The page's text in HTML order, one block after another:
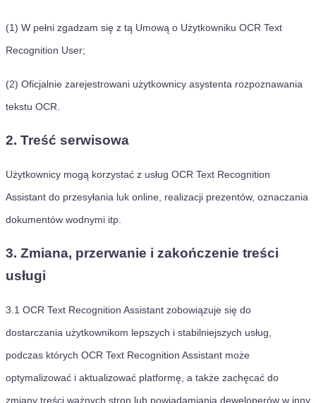
(1) W pełni zgadzam się z tą Umową o Użytkowniku OCR Text
Recognition User;
(2) Oficjalnie zarejestrowani użytkownicy asystenta rozpoznawania
tekstu OCR.
2. Treść serwisowa
Użytkownicy mogą korzystać z usług OCR Text Recognition
Assistant do przesyłania luk online, realizacji prezentów, oznaczania
dokumentów wodnymi itp.
3. Zmiana, przerwanie i zakończenie treści
usługi
3.1 OCR Text Recognition Assistant zobowiązuje się do
dostarczania użytkownikom lepszych i stabilniejszych usług,
podczas których OCR Text Recognition Assistant może
optymalizować i aktualizować platformę, a także zachęcać do
zmiany treści ważnych stron lub powiadamiania deweloperów w inny